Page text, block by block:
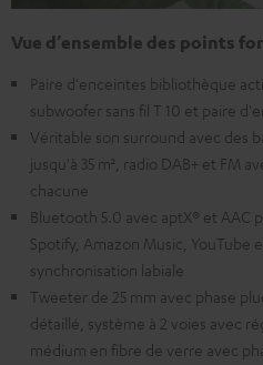
Vue d’ensemble des points
Paire d'enceintes bibliothèque
subwoofer sans fil T 10 et paire
Véritable son surround avec des
jusqu'à 35 m², radio DAB+ et FM
chacune
Bluetooth 5.0 avec aptX® et AAC
Spotify, Amazon Music, YouTube
synchronisation labiale
Tweeter de 25 mm avec phase
détaillé, système à 2 voies avec
médium en fibre de verre avec